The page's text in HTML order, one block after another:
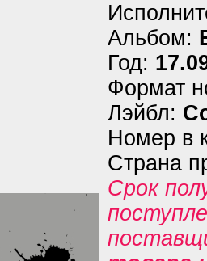
Альбом:
Год:
Формат
Лэйбл:
Номер в
Страна
Срок